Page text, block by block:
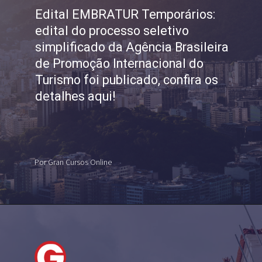
Edital EMBRATUR Temporários:
edital do processo seletivo
simplificado da Agência Brasileira
de Promoção Internacional do
Turismo foi publicado, confira os
detalhes aqui!
Por Gran Cursos Online